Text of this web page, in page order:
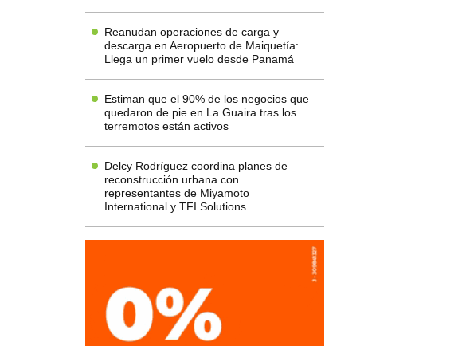
Reanudan operaciones de carga y
descarga en Aeropuerto de Maiquetía:
Llega un primer vuelo desde Panamá
Estiman que el 90% de los negocios que
quedaron de pie en La Guaira tras los
terremotos están activos
Delcy Rodríguez coordina planes de
reconstrucción urbana con
representantes de Miyamoto
International y TFI Solutions